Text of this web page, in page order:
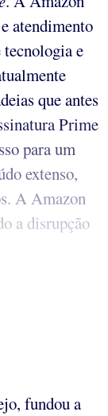
atendimento
e
que antes
Prime
para um
extenso,
A Amazon
a disrupção
fundou a